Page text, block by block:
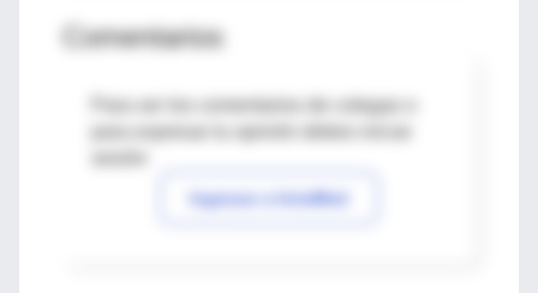
Comentarios
Para ver los comentarios de colegas o
Ingresar a IntraMed